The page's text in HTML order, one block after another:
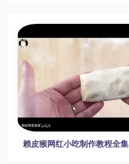
赖皮猴网红小吃制作教程全集